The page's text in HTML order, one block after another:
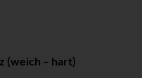
(weich – hart)